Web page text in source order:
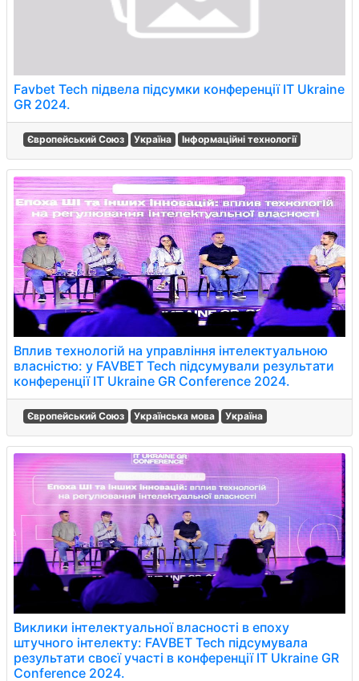
Favbet Tech підвела підсумки конференції IT Ukraine
GR 2024.
Європейський Союз Україна Інформаційні технології
Вплив технологій на управління інтелектуальною
власністю: у FAVBET Tech підсумували результати
конференції IT Ukraine GR Conference 2024.
Європейський Союз Українська мова Україна
Виклики інтелектуальної власності в епоху
штучного інтелекту: FAVBET Tech підсумувала
результати своєї участі в конференції IT Ukraine GR
Conference 2024.